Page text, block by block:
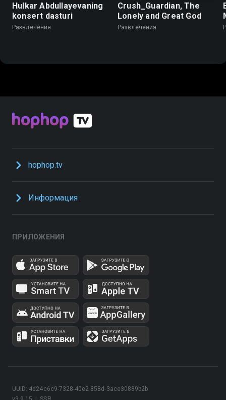
Hulkar Abdullayevaning
konsert dasturi
Развлечения
Crush_Guardian, The
Lonely and Great God
Развлечения
hophop.tv
Информация
ПРИЛОЖЕНИЯ
UUID: 4d24c6c9-7328-40e2-858d-3ace30889b2b